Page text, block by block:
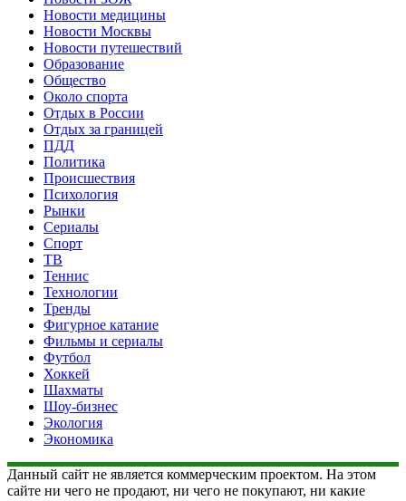
Новости медицины
Новости Москвы
Новости путешествий
Образование
Общество
Около спорта
Отдых в России
Отдых за границей
ПДД
Политика
Происшествия
Психология
Рынки
Сериалы
Спорт
ТВ
Теннис
Технологии
Тренды
Фигурное катание
Фильмы и сериалы
Футбол
Хоккей
Шахматы
Шоу-бизнес
Экология
Экономика
Данный сайт не является коммерческим проектом. На этом
сайте ни чего не продают, ни чего не покупают, ни какие